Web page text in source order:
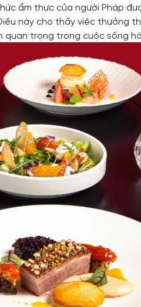
ẩm thực của người Pháp
này cho thấy việc thưởng
quan trọng trong cuộc sống